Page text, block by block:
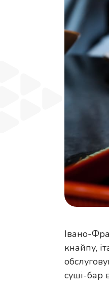
Івано-
кнайпу,
суші-бар